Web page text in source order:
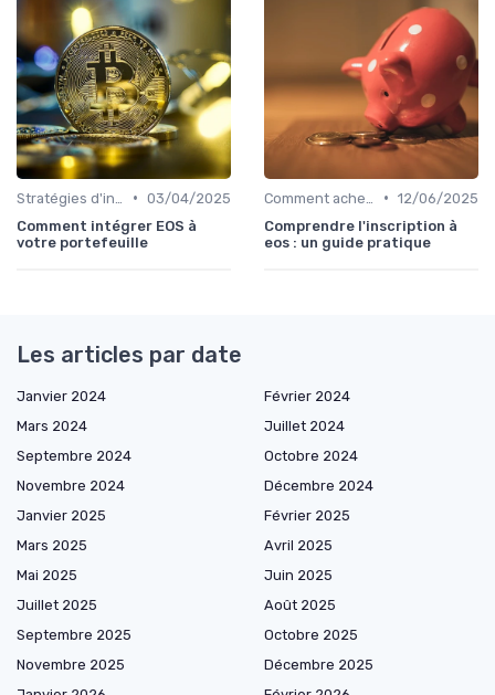
• 03/04/2025
Comment intégrer EOS à
votre portefeuille
• 12/06/2025
Comprendre l'inscription à
eos : un guide pratique
Les articles par date
Janvier 2024
Février 2024
Mars 2024
Juillet 2024
Septembre 2024
Octobre 2024
Novembre 2024
Décembre 2024
Janvier 2025
Février 2025
Mars 2025
Avril 2025
Mai 2025
Juin 2025
Juillet 2025
Août 2025
Septembre 2025
Octobre 2025
Novembre 2025
Décembre 2025